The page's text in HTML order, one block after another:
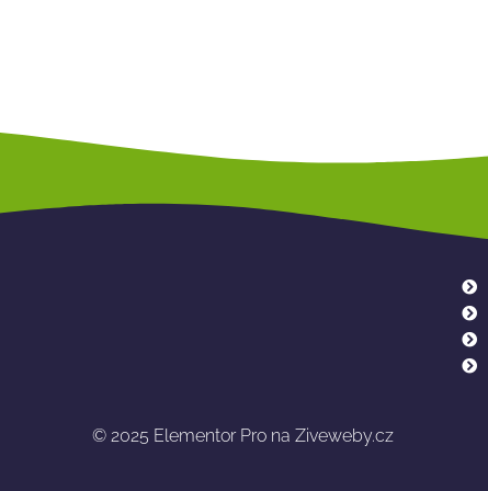
© 2025 Elementor Pro na Ziveweby.cz